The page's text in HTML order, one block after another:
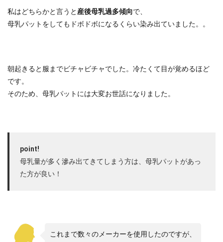
私はどちらかと言うと産後母乳過多傾向で、
母乳パットをしてもドボドボになるくらい染み出ていました。。
朝起きると服までビチャビチャでした。冷たくて目が覚めるほど
です。
そのため、母乳パットには大変お世話になりました。
point!
母乳量が多く滲み出てきてしまう方は、母乳パットがあっ
た方が良い！
これまで数々のメーカーを使用したのですが、